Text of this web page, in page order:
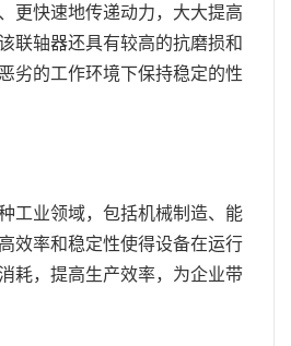
更快速地传递动力，大大提高
联轴器还具有较高的抗磨损和
劣的工作环境下保持稳定的性
工业领域，包括机械制造、能
效率和稳定性使得设备在运行
耗，提高生产效率，为企业带